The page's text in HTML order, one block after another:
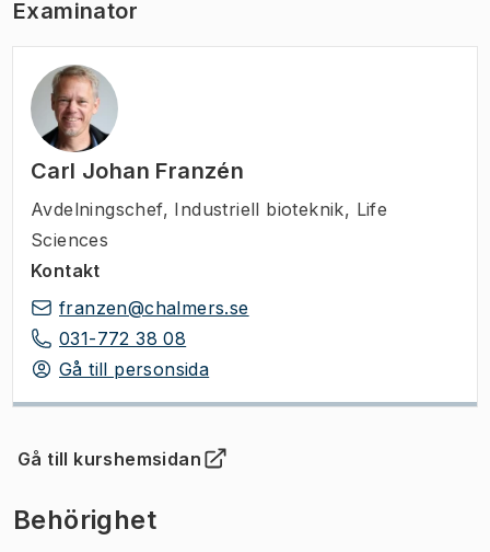
Examinator
Carl Johan Franzén
Avdelningschef, Industriell bioteknik, Life
Sciences
Kontakt
franzen@chalmers.se
031-772 38 08
Gå till personsida
Gå till kurshemsidan
(Öppnas i ny flik)
Behörighet